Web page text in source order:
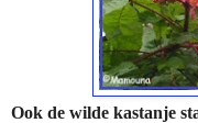
Ook de wilde kastanje